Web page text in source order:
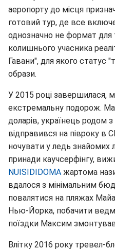
аеропорту до місця
готовий тур, де все
однозначно не формат для
колишнього учасника
Гавани", для якого статус
образи.
У 2015 році завершилася,
екстремальну подорож.
доларів, українець родом
відправився на півроку
ночувати у ледь знайомих
принади каучсерфінгу,
NUISIDIDOMA жартома
вдалося з мінімальним
повалятися на пляжах
Нью-Йорка, побачити
поїздки Максим
Влітку 2016 року тревел-